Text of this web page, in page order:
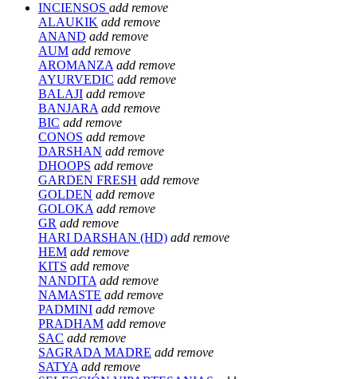
INCIENSOS add remove
ALAUKIK add remove
ANAND add remove
AUM add remove
AROMANZA add remove
AYURVEDIC add remove
BALAJI add remove
BANJARA add remove
BIC add remove
CONOS add remove
DARSHAN add remove
DHOOPS add remove
GARDEN FRESH add remove
GOLDEN add remove
GOLOKA add remove
GR add remove
HARI DARSHAN (HD) add remove
HEM add remove
KITS add remove
NANDITA add remove
NAMASTE add remove
PADMINI add remove
PRADHAM add remove
SAC add remove
SAGRADA MADRE add remove
SATYA add remove